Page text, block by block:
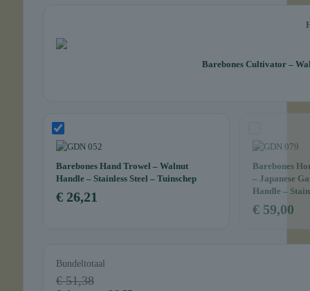
Barebones Cultivator –
Barebones Hand Trowel – Walnut
Handle – Stainless Steel – Tuinschep
€ 26,21
Barebones
– Japanese
Handle –
€ 59,00
Bundeltotaal
€ 51,38